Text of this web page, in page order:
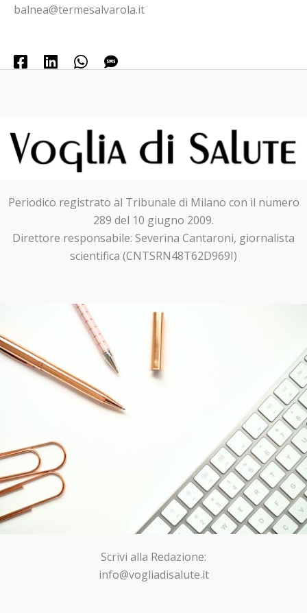
balnea@termesalvarola.it
Periodico registrato al Tribunale di Milano con il numero
289 del 10 giugno 2009.
Direttore responsabile: Severina Cantaroni, giornalista
scientifica (CNTSRN48T62D969I)
Scrivi alla Redazione:
info@vogliadisalute.it